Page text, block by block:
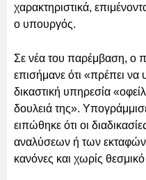
χαρακτηριστικά,
ο υπουργός.
Σε νέα του παρέμβαση, ο
επισήμανε ότι «πρέπει να
δικαστική υπηρεσία
δουλειά της».
ειπώθηκε ότι οι
αναλύσεων ή των εκταφών
κανόνες και χωρίς